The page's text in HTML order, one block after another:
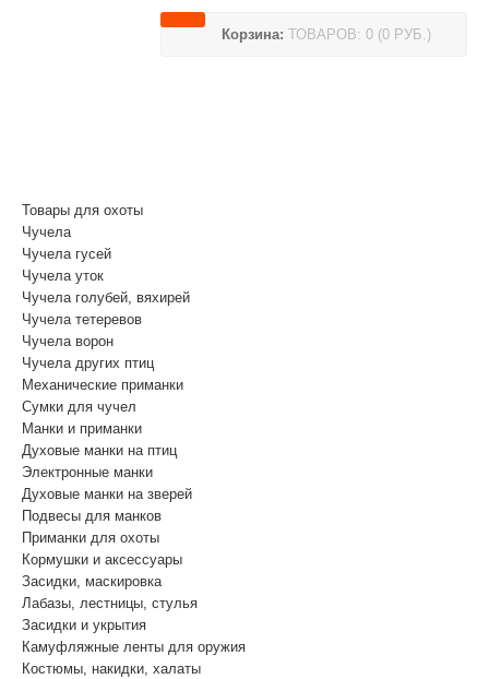
Корзина: ТОВАРОВ: 0 (0 РУБ.)
Товары для охоты
Чучела
Чучела гусей
Чучела уток
Чучела голубей, вяхирей
Чучела тетеревов
Чучела ворон
Чучела других птиц
Механические приманки
Сумки для чучел
Манки и приманки
Духовые манки на птиц
Электронные манки
Духовые манки на зверей
Подвесы для манков
Приманки для охоты
Кормушки и аксессуары
Засидки, маскировка
Лабазы, лестницы, стулья
Засидки и укрытия
Камуфляжные ленты для оружия
Костюмы, накидки, халаты